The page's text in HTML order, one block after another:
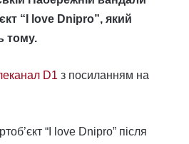
“I love Dnipro”, який
тому.
D1 з посиланням на
“I love Dnipro” після